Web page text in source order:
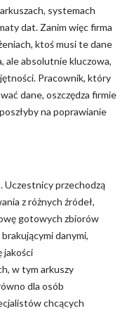
systemach
dat. Zanim więc firma
ktoś musi te dane
ale absolutnie kluczowa,
Pracownik, który
dane, oszczędza firmie
na poprawianie
. Uczestnicy przechodzą
z różnych źródeł,
gotowych zbiorów
danymi,
jakości
w tym arkuszy
dla osób
chcących